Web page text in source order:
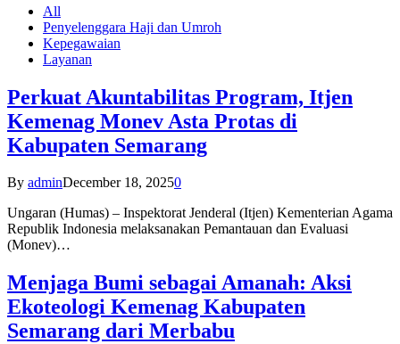
All
Penyelenggara Haji dan Umroh
Kepegawaian
Layanan
Perkuat Akuntabilitas Program, Itjen
Kemenag Monev Asta Protas di
Kabupaten Semarang
By adminDecember 18, 20250
Ungaran (Humas) – Inspektorat Jenderal (Itjen) Kementerian Agama
Republik Indonesia melaksanakan Pemantauan dan Evaluasi
(Monev)…
Menjaga Bumi sebagai Amanah: Aksi
Ekoteologi Kemenag Kabupaten
Semarang dari Merbabu